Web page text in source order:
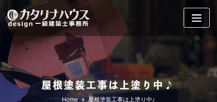
content
屋根塗装工事は上塗り中♪
Home 屋根塗装工事は上塗り中♪